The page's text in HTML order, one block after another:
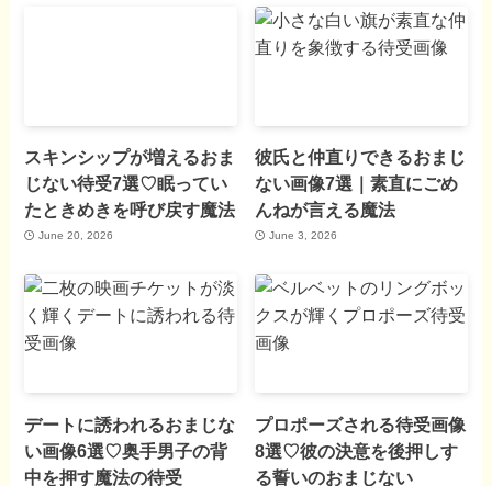
スキンシップが増えるおま
じない待受7選♡眠ってい
たときめきを呼び戻す魔法
June 20, 2026
彼氏と仲直りできるおまじ
ない画像7選｜素直にごめ
んねが言える魔法
June 3, 2026
デートに誘われるおまじな
い画像6選♡奥手男子の背
中を押す魔法の待受
プロポーズされる待受画像
8選♡彼の決意を後押しす
る誓いのおまじない